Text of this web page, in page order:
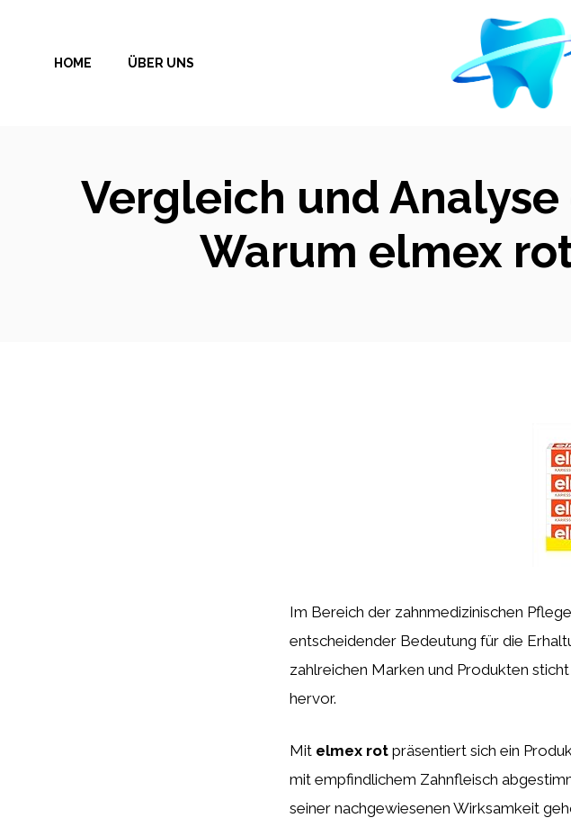
springenHOME ÜBER UNS
Vergleich und
Warum elmex
Im Bereich der zahnmedizinischen
entscheidender Bedeutung für die
zahlreichen Marken und Produkten
hervor.
Mit elmex rot präsentiert sich ein
mit empfindlichem Zahnfleisch
seiner nachgewiesenen Wirksamkeit